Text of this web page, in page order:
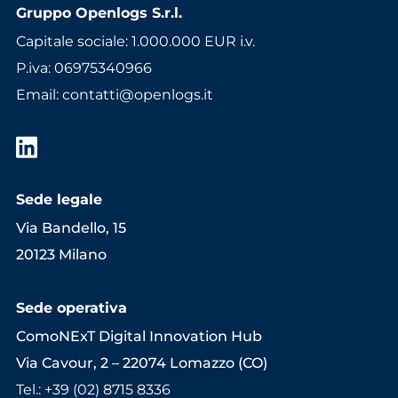
Gruppo Openlogs S.r.l.
Capitale sociale: 1.000.000 EUR i.v.
P.iva: 06975340966
Email : contatti@openlogs.it
Sede legale
Via Bandello, 15
20123 Milano
Sede operativa
ComoNExT Digital Innovation Hub
Via Cavour, 2 – 22074 Lomazzo (CO)
Tel.: +39 (02) 8715 8336